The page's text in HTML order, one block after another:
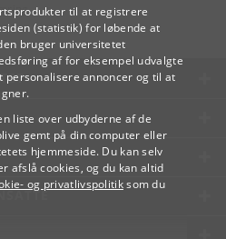
til at registrere
(statistik) for løbende at
bruger universitetet
af for eksempel udvalgte
annoncer og til at
liste over udbyderne af de
gemt på din computer eller
hjemmeside. Du kan selv
afslå cookies, og du kan altid
og privatlivspolitiksom du